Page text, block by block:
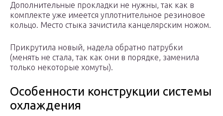
Дополнительные прокладки не нужны, так как в
комплекте уже имеется уплотнительное резиновое
кольцо. Место стыка зачистила канцелярским ножом.
Прикрутила новый, надела обратно патрубки
(менять не стала, так как они в порядке, заменила
только некоторые хомуты).
Особенности конструкции системы
охлаждения